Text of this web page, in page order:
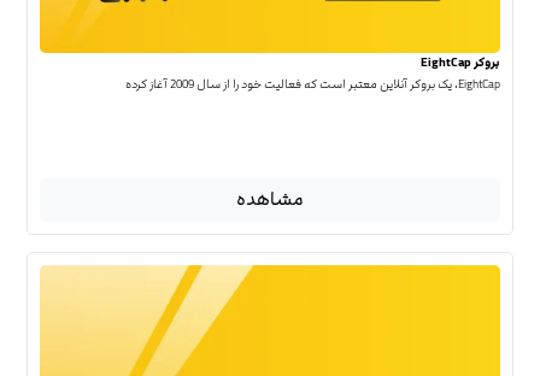
بروکر EightCap
EightCap، یک بروکر آنلاین معتبر است که فعالیت خود را از سال 2009 آغاز کرده
مشاهده